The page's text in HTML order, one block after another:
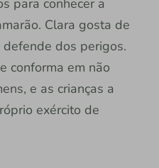
Clara gosta de
dos perigos.
conforma em não
e as crianças a
exército de